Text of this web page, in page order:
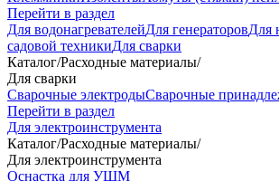
Перейти в раздел
Для водонагревателейДля генераторовДля
садовой техникиДля сварки
Каталог/Расходные материалы/
Для сварки
Сварочные электродыСварочные
Перейти в раздел
Для электроинструмента
Каталог/Расходные материалы/
Для электроинструмента
Оснастка для УШМ